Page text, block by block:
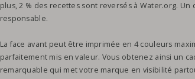
plus, 2 % des recettes sont reversés à Water.org.
responsable.
La face avant peut être imprimée en 4 couleurs
parfaitement mis en valeur. Vous obtenez ainsi un
remarquable qui met votre marque en visibilité